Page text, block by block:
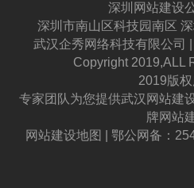
深圳网站建设
深圳市南山区科技园南区
武汉企秀网络科技有限公司
Copyright 2019,ALL
2019版
专家团队为您提供武汉网站建
牌网站
网站建设地图 | 鄂公网备：